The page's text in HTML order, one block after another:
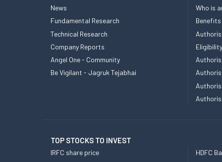
News
Fundamental Research
Technical Research
Company Reports
Angel One - Community
Be Vigilant - Jagruk Tejabhai
Who is
TOP STOCKS TO INVEST
IRFC share price
HDFC